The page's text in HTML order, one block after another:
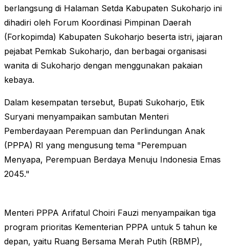
berlangsung di Halaman Setda Kabupaten Sukoharjo ini
dihadiri oleh Forum Koordinasi Pimpinan Daerah
(Forkopimda) Kabupaten Sukoharjo beserta istri, jajaran
pejabat Pemkab Sukoharjo, dan berbagai organisasi
wanita di Sukoharjo dengan menggunakan pakaian
kebaya.
Dalam kesempatan tersebut, Bupati Sukoharjo, Etik
Suryani menyampaikan sambutan Menteri
Pemberdayaan Perempuan dan Perlindungan Anak
(PPPA) RI yang mengusung tema "Perempuan
Menyapa, Perempuan Berdaya Menuju Indonesia Emas
2045."
Menteri PPPA Arifatul Choiri Fauzi menyampaikan tiga
program prioritas Kementerian PPPA untuk 5 tahun ke
depan, yaitu Ruang Bersama Merah Putih (RBMP),